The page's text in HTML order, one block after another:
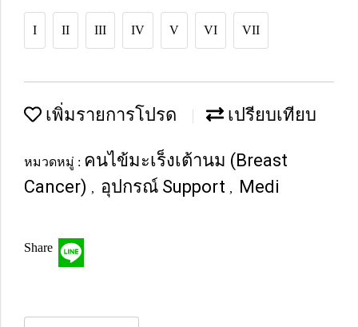
I II III IV V VI VII
เพิ่มรายการโปรด เปรียบเทียบ
หมวดหมู่ : คนไข้มะเร็งเต้านม (Breast
Cancer) , อุปกรณ์ Support , Medi
Share